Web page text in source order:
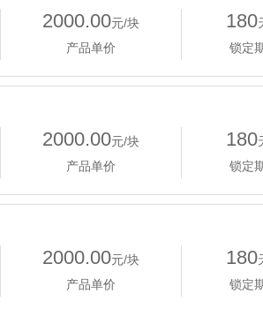
2000.00元/块
产品单价
180
锁定
2000.00元/块
产品单价
180
锁定
2000.00元/块
产品单价
180
锁定